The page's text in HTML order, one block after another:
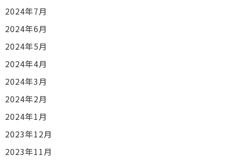
2024年7月
2024年6月
2024年5月
2024年4月
2024年3月
2024年2月
2024年1月
2023年12月
2023年11月